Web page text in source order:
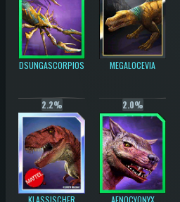
DSUNGASCORPIOS MEGALOCEVIA
2.2%
KLASSISCHER
2.0%
AENOCYONYX